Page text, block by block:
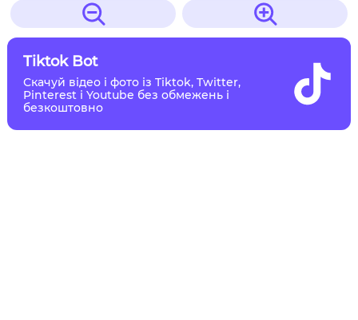
Tiktok Bot
Скачуй відео і фото із Tiktok, Twitter,
Pinterest і Youtube без обмежень і
безкоштовно